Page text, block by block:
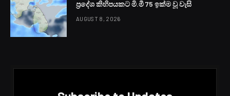
ප්‍රදේශ කිහිපයකට මි.මී 75 ඉක්ම වූ වැසි
AUGUST 8, 2026